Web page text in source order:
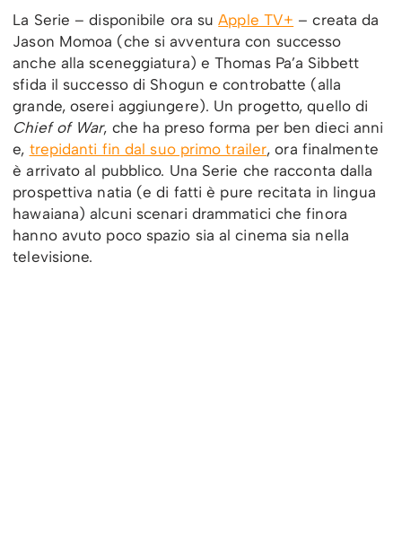
La Serie – disponibile ora suApple TV+ – creata da
Jason Momoa (che si avventura con successo
anche alla sceneggiatura) e Thomas Pa’a Sibbett
sfida il successo di Shogun e controbatte (alla
grande, oserei aggiungere). Un progetto, quello di
Chief of War, che ha preso forma per ben dieci anni
e, trepidanti fin dal suo primo trailer, ora finalmente
è arrivato al pubblico. Una Serie che racconta dalla
prospettiva natia (e di fatti è pure recitata in lingua
hawaiana) alcuni scenari drammatici che finora
hanno avuto poco spazio sia al cinema sia nella
televisione.